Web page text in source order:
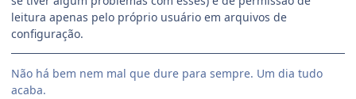
leitura apenas pelo próprio usuário em arquivos de
configuração.
Não há bem nem mal que dure para sempre. Um dia tudo
acaba.